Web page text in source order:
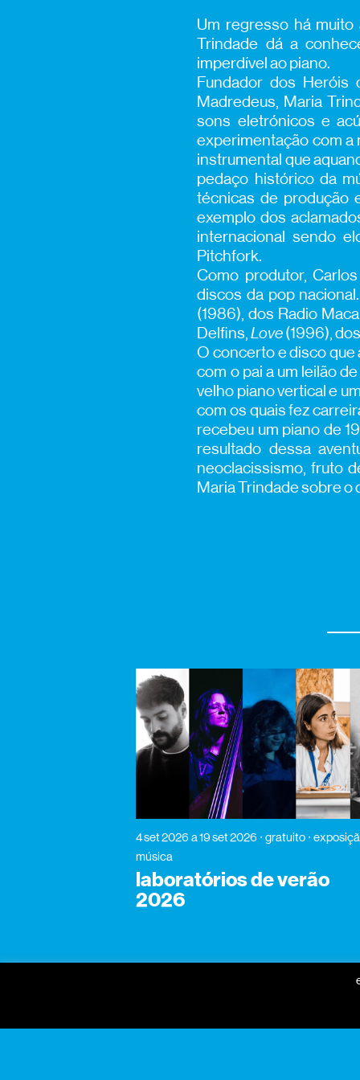
Um regresso há
Trindade dá a
imperdível ao piano.
Fundador dos Heróis
Madredeus, Maria
sons eletrónicos e
experimentação com a
instrumental que
pedaço histórico da
técnicas de produção
exemplo dos
internacional sendo
Pitchfork.
Como produtor,
discos da pop
(1986), dos Radio
Delfins,Love(1996),
O concerto e disco que
com o pai a um leilão
velho piano vertical e
com os quais fez
recebeu um piano de
resultado dessa
neoclacissismo, fruto
Maria Trindade sobre o
4 set 2026a 19 set 2026 gratuito
música
laboratórios de verão
2026
gnration